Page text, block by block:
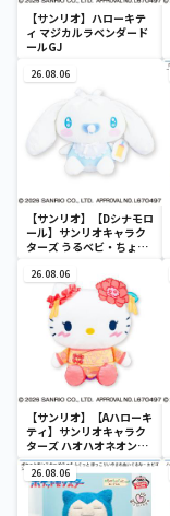
【サンリオ】ハローキテ
ィ マジカルラベンダード
ールGJ
26.08.06
【サンリオ】【Dシナモロ
ール】サンリオキャラク
ターズ うるベビ・ちょい
26.08.06
【サンリオ】【Aハローキ
ティ】サンリオキャラク
ターズ ハオハオネオンタ
ウンドールBIGタイプ1
26.08.06